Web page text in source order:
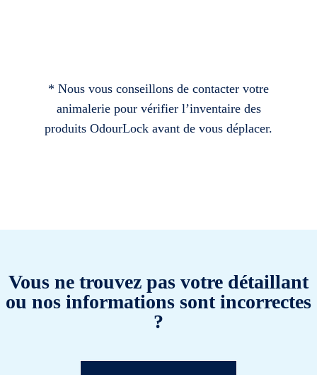
* Nous vous conseillons de contacter votre
animalerie pour vérifier l’inventaire des
produits OdourLock avant de vous déplacer.
Vous ne trouvez pas votre détaillant
ou nos informations sont incorrectes
?